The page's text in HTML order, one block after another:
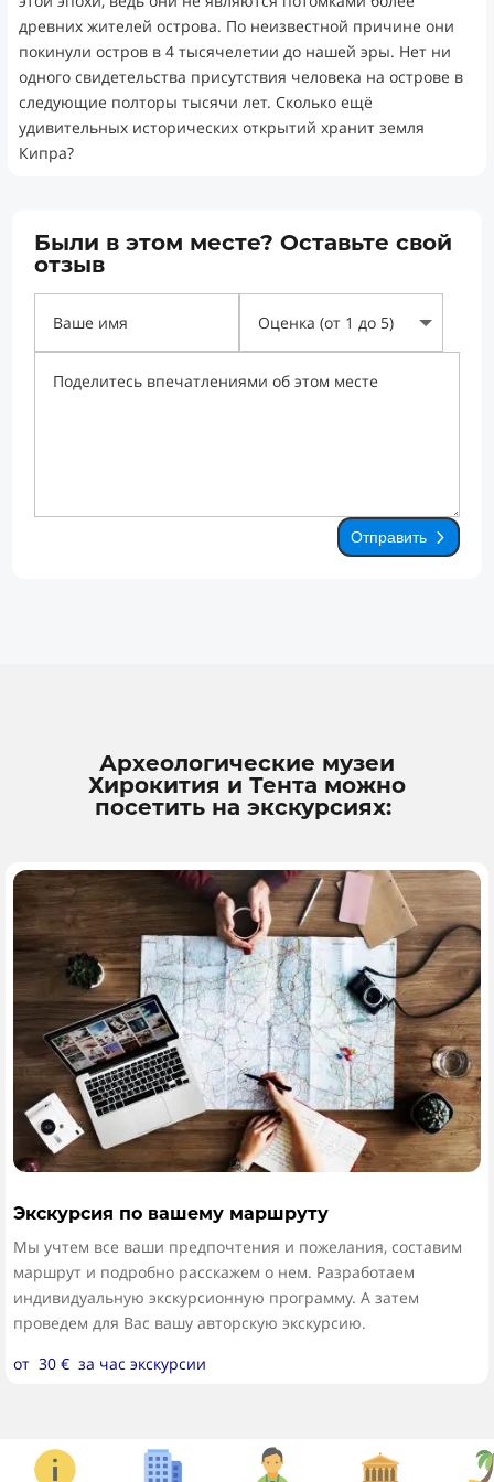
древних жителей острова. По неизвестной причине они
покинули остров в 4 тысячелетии до нашей эры. Нет ни
одного свидетельства присутствия человека на острове в
следующие полторы тысячи лет. Сколько ещё
удивительных исторических открытий хранит земля
Кипра?
Были в этом месте? Оставьте свой
отзыв
Отправить
Археологические музеи
Хирокития и Тента можно
посетить на экскурсиях:
Экскурсия по вашему маршруту
Мы учтем все ваши предпочтения и пожелания, составим
маршрут и подробно расскажем о нем. Разработаем
индивидуальную экскурсионную программу. А затем
проведем для Вас вашу авторскую экскурсию.
от 30 € за час экскурсии